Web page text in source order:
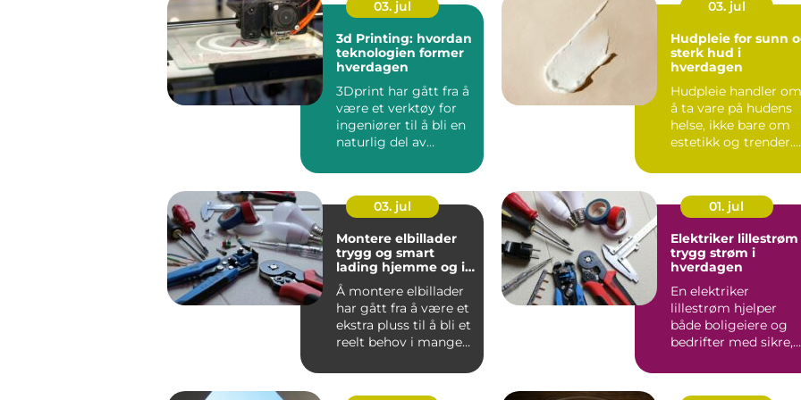
03. jul
3d Printing: hvordan
teknologien former
hverdagen
3Dprint har gått fra å
være et verktøy for
ingeniører til å bli en
naturlig del av
03. jul
Hudpleie for sunn
sterk hud i
hverdagen
Hudpleie handler om
å ta vare på hudens
helse, ikke bare om
estetikk og trender.
03. jul
Montere elbillader
trygg og smart
lading hjemme og i
borettslag
Å montere elbillader
har gått fra å være et
ekstra pluss til å bli et
reelt behov i mange
01. jul
Elektriker lillestrøm
trygg strøm i
hverdagen
En elektriker
lillestrøm hjelper
både boligeiere og
bedrifter med sikre,
energieffektive ...